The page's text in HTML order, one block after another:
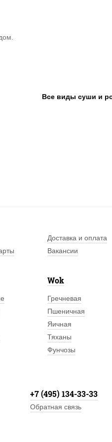
Все виды суши и
Доставка и оплата
Вакансии
Wok
Гречневая
Пшеничная
Яичная
Тяханы
Фунчозы
+7 (495) 134-33-33
Обратная связь